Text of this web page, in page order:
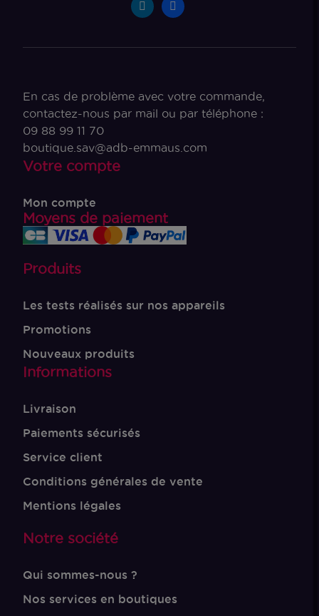
En cas de problème avec votre commande,
contactez-nous par mail ou par téléphone :
09 88 99 11 70
boutique.sav@adb-emmaus.com
Votre compte
Mon compte
Moyens de paiement
Produits
Les tests réalisés sur nos appareils
Promotions
Nouveaux produits
Informations
Livraison
Paiements sécurisés
Service client
Conditions générales de vente
Mentions légales
Notre société
Qui sommes-nous ?
Nos services en boutiques